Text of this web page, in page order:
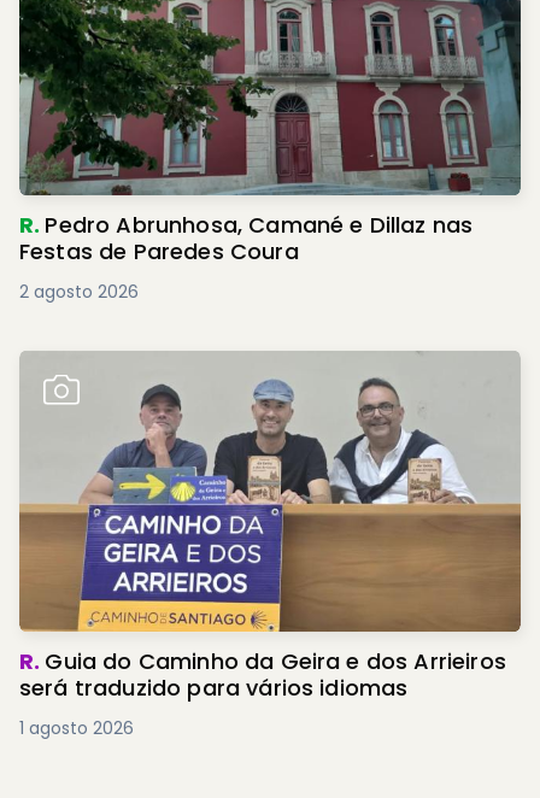
R. Pedro Abrunhosa, Camané e Dillaz nas
Festas de Paredes Coura
2 agosto 2026
R. Guia do Caminho da Geira e dos Arrieiros
será traduzido para vários idiomas
1 agosto 2026